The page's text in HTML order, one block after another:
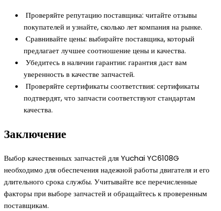
Проверяйте репутацию поставщика: читайте отзывы
покупателей и узнайте, сколько лет компания на рынке.
Сравнивайте цены: выбирайте поставщика, который
предлагает лучшее соотношение цены и качества.
Убедитесь в наличии гарантии: гарантия даст вам
уверенность в качестве запчастей.
Проверяйте сертификаты соответствия: сертификаты
подтвердят, что запчасти соответствуют стандартам
качества.
Заключение
Выбор качественных запчастей для Yuchai YC6108G
необходимо для обеспечения надежной работы двигателя и его
длительного срока службы. Учитывайте все перечисленные
факторы при выборе запчастей и обращайтесь к проверенным
поставщикам.